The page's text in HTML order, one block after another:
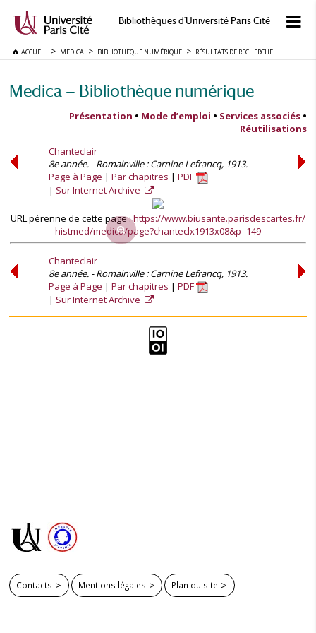
Bibliothèques d'Université Paris Cité
ACCUEIL MEDICA BIBLIOTHÈQUE NUMÉRIQUE RÉSULTATS DE RECHERCHE
Medica — Bibliothèque numérique
Présentation • Mode d’emploi • Services associés •
Réutilisations
Chanteclair
8e année. - Romainville : Carnine Lefrancq, 1913.
Page à Page
Par chapitres
PDF
Sur Internet Archive
URL pérenne de cette page :https://www.biusante.parisdescartes.fr/
histmed/medica/page?chanteclx1913x08&p=149
Chanteclair
8e année. - Romainville : Carnine Lefrancq, 1913.
Page à Page
Par chapitres
PDF
Sur Internet Archive
Contacts Mentions légales Plan du site